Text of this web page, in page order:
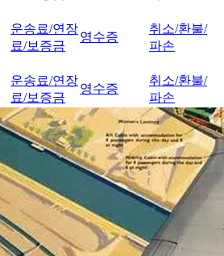
운송료/연장
료/보증금
영수증
취소/환불/
파손
운송료/연장
료/보증금
영수증
취소/환불/
파손